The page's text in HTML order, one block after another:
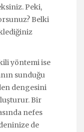
Peki,
Belki
yöntemi ise
sunduğu
dengesini
Bir
nefes
de